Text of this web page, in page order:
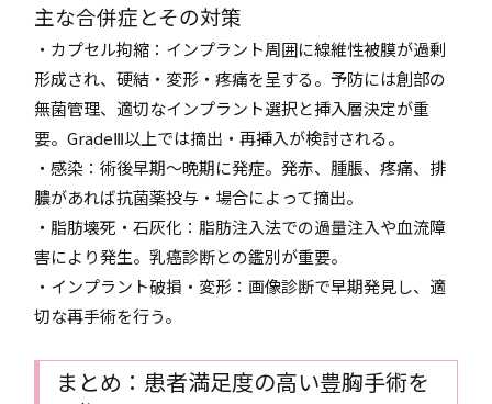
主な合併症とその対策
・カプセル拘縮：インプラント周囲に線維性被膜が過剰
形成され、硬結・変形・疼痛を呈する。予防には創部の
無菌管理、適切なインプラント選択と挿入層決定が重
要。GradeⅢ以上では摘出・再挿入が検討される。
・感染：術後早期〜晩期に発症。発赤、腫脹、疼痛、排
膿があれば抗菌薬投与・場合によって摘出。
・脂肪壊死・石灰化：脂肪注入法での過量注入や血流障
害により発生。乳癌診断との鑑別が重要。
・インプラント破損・変形：画像診断で早期発見し、適
切な再手術を行う。
まとめ：患者満足度の高い豊胸手術を